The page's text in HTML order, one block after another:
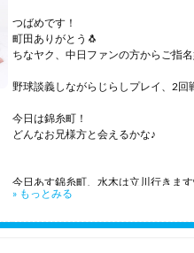
つばめです！
町田ありがとう🐧
ちなヤク、中日ファンの方からご指名
野球談義しながらじらしプレイ、2回
今日は錦糸町！
どんなお兄様方と会えるかな♪
今日あす錦糸町、水木は立川行きま
» もっとみる